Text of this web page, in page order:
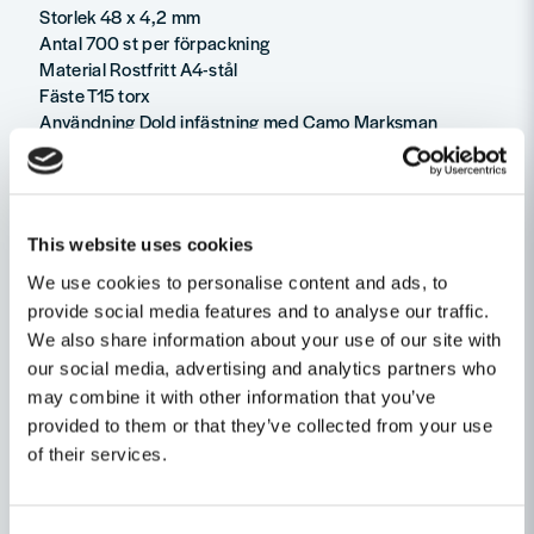
This website uses cookies
We use cookies to personalise content and ads, to
provide social media features and to analyse our traffic.
We also share information about your use of our site with
our social media, advertising and analytics partners who
may combine it with other information that you’ve
provided to them or that they’ve collected from your use
of their services.
Storlek 48 x 4,2 mm
Antal 700 st per förpackning
Material Rostfritt A4-stål
Fäste T15 torx
Användning Dold infästning med Camo Marksman
Levereras med
Ställ en produktfråga
question
Fråga oss något om denna produkten...
name
Namn
Relaterade kategorier
Trallskruvning Dold
Infästning